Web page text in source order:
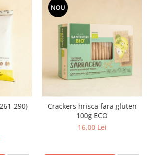
290)
NOU
Crackers hrisca fara gluten
100g ECO
16,00 Lei